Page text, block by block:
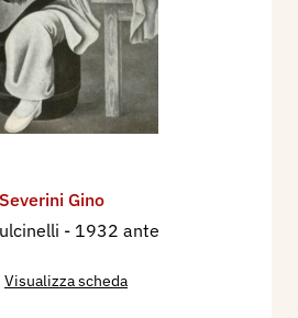
Severini Gino
- 1932 ante
Visualizza scheda